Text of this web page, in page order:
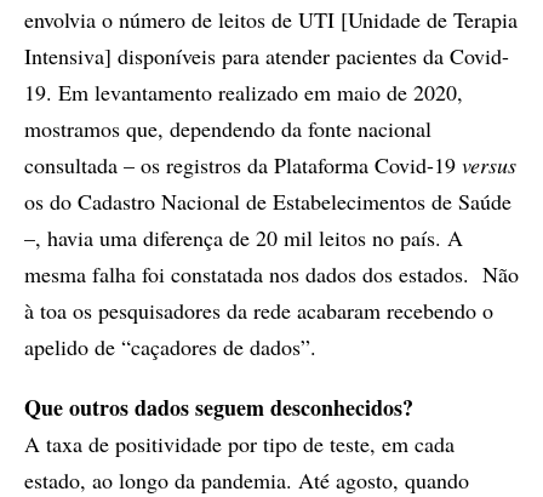
envolvia o número de leitos de UTI [Unidade de Terapia
Intensiva] disponíveis para atender pacientes da Covid-
19. Em levantamento realizado em maio de 2020,
mostramos que, dependendo da fonte nacional
consultada – os registros da Plataforma Covid-19 versus
os do Cadastro Nacional de Estabelecimentos de Saúde
–, havia uma diferença de 20 mil leitos no país. A
mesma falha foi constatada nos dados dos estados. Não
à toa os pesquisadores da rede acabaram recebendo o
apelido de “caçadores de dados”.
Que outros dados seguem desconhecidos?
A taxa de positividade por tipo de teste, em cada
estado, ao longo da pandemia. Até agosto, quando